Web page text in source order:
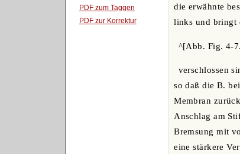
PDF zum Taggen
PDF zur Korrektur
die erwähnte
links und bringt
^[Abb. Fig. 4-
verschlossen
so daß die B.
Membran
Anschlag am
Bremsung mit
eine stärkere